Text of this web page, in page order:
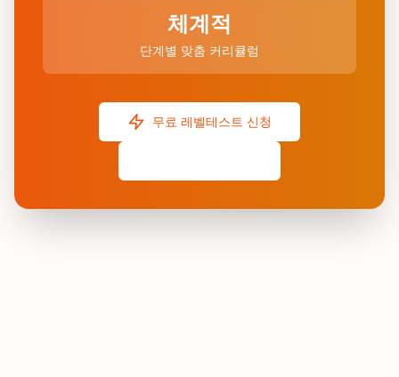
체계적
단계별 맞춤 커리큘럼
무료 레벨테스트 신청